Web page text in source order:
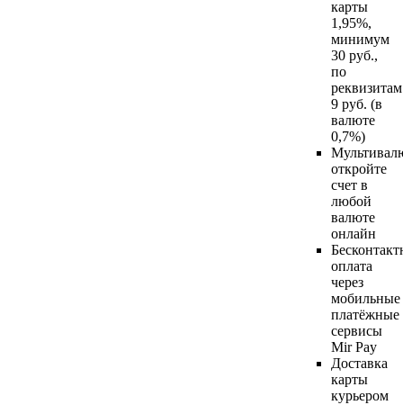
карты
1,95%,
минимум
30 руб.,
по
реквизитам
9 руб. (в
валюте
0,7%)
откройте
счет в
любой
валюте
онлайн
оплата
через
мобильные
платёжные
сервисы
Mir Pay
Доставка
карты
курьером